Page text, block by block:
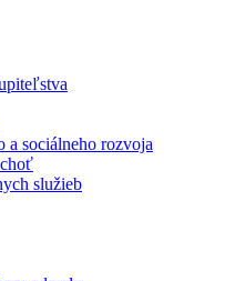
a sociálneho rozvoja
služieb